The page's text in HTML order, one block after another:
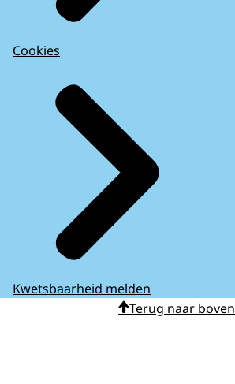
Cookies
Kwetsbaarheid melden
Terug naar boven